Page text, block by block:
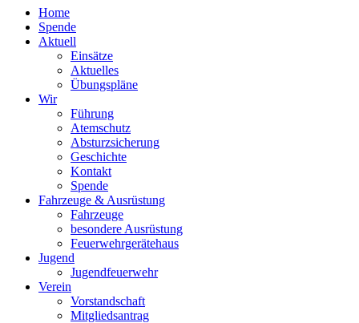
Home
Spende
Aktuell
Einsätze
Aktuelles
Übungspläne
Wir
Führung
Atemschutz
Absturzsicherung
Geschichte
Kontakt
Spende
Fahrzeuge & Ausrüstung
Fahrzeuge
besondere Ausrüstung
Feuerwehrgerätehaus
Jugend
Jugendfeuerwehr
Verein
Vorstandschaft
Mitgliedsantrag